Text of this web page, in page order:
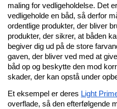
maling for vedligeholdelse. Det
vedligeholde en båd, så derfor
ordentlige produkter, der bliver
produkter, der sikrer, at båden
begiver dig ud på de store
gaven, der bliver ved med at
båd op og beskytte den mod
skader, der kan opstå under
Et eksempel er deres Light
overflade, så den efterfølgende